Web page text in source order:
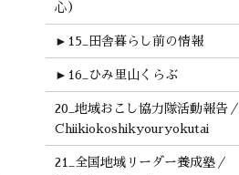
心）
► 15_田舎暮らし前の情報
► 16_ひみ里山くらぶ
20_地域おこし協力隊活動報告／
Chiikiokoshikyouryokutai
21_全国地域リーダー養成塾／